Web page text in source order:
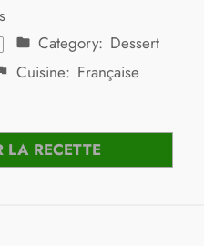
Category: Dessert
Cuisine: Française
LA RECETTE